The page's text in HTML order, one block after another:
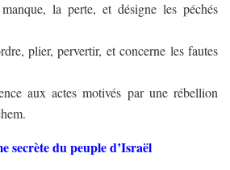
la perte, et désigne les péchés
plier, pervertir, et concerne les fautes
aux actes motivés par une rébellion
secrète du peuple d’Israël